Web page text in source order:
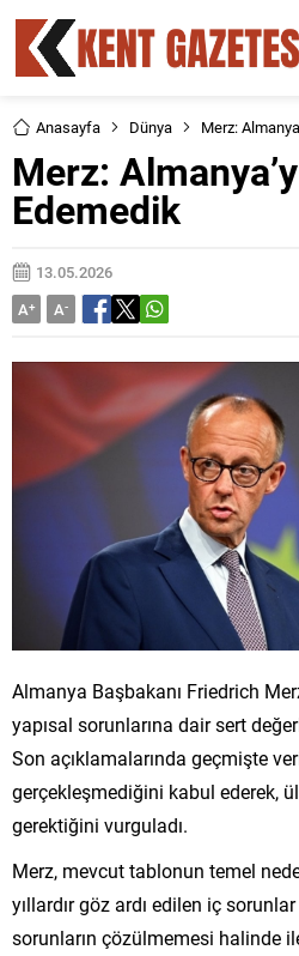
Anasayfa Dünya Merz:
Merz:
Edemedik
13.05.2026
A+ A-
Almanya Başbakanı Friedrich
yapısal sorunlarına dair sert
Son açıklamalarında geçmişte
gerçekleşmediğini kabul ederek,
gerektiğini vurguladı.
Merz, mevcut tablonun temel
yıllardır göz ardı edilen iç
sorunların çözülmemesi halinde